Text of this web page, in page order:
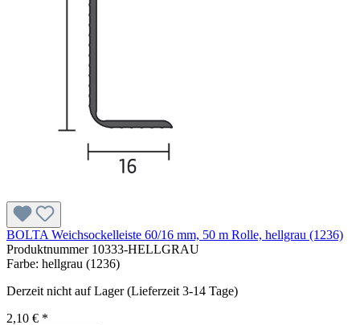
BOLTA Weichsockelleiste 60/16 mm, 50 m Rolle, hellgrau (1236)
Produktnummer 10333-HELLGRAU
Farbe: hellgrau (1236)
Derzeit nicht auf Lager (Lieferzeit 3-14 Tage)
2,10 € *